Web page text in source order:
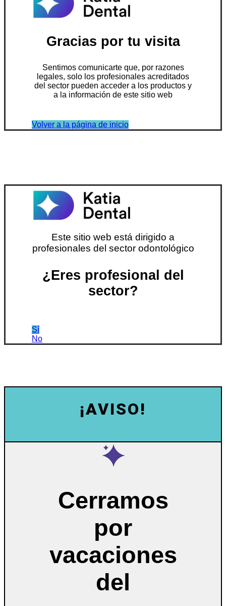
Gracias por tu visita
Sentimos comunicarte que, por razones
legales, solo los profesionales acreditados
del sector pueden acceder a los productos y
a la información de este sitio web
Volver a la página de inicio
Este sitio web está dirigido a
profesionales del sector odontológico
¿Eres profesional del
sector?
Sí
No
¡AVISO!
Cerramos
por
vacaciones
del